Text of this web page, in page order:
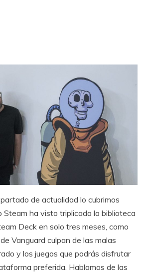
de actualidad lo cubrimos
ha visto triplicada la biblioteca
Deck en solo tres meses, como
Vanguard culpan de las malas
y los juegos que podrás disfrutar
preferida. Hablamos de las